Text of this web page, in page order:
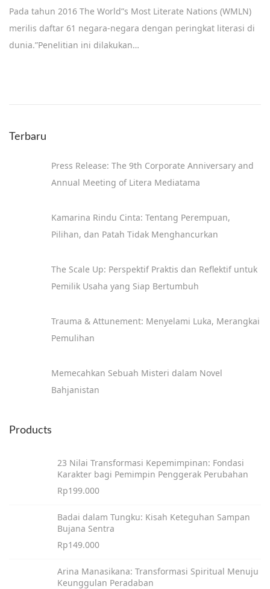
2
0
9
Pada tahun 2016 The World”s Most Literate Nations (WMLN)
merilis daftar 61 negara-negara dengan peringkat literasi di
dunia.”Penelitian ini dilakukan…
Terbaru
Press Release: The 9th Corporate Anniversary and
Annual Meeting of Litera Mediatama
Kamarina Rindu Cinta: Tentang Perempuan,
Pilihan, dan Patah Tidak Menghancurkan
The Scale Up: Perspektif Praktis dan Reflektif untuk
Pemilik Usaha yang Siap Bertumbuh
Trauma & Attunement: Menyelami Luka, Merangkai
Pemulihan
Memecahkan Sebuah Misteri dalam Novel
Bahjanistan
Products
23 Nilai Transformasi Kepemimpinan: Fondasi
Karakter bagi Pemimpin Penggerak Perubahan
Rp199.000
Badai dalam Tungku: Kisah Keteguhan Sampan
Bujana Sentra
Rp149.000
Arina Manasikana: Transformasi Spiritual Menuju
Keunggulan Peradaban